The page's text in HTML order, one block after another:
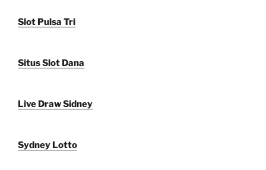
Slot Pulsa Tri
Situs Slot Dana
Live Draw Sidney
Sydney Lotto